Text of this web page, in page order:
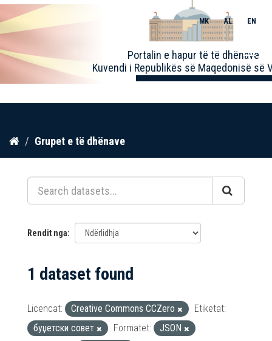
Kalo
përmbajtja
Portalin e hapur të të dhënave
Kuvendi i Republikës së Maqedonisë së
MK AL EN
Toggle
Grupet e të dhënave
Rendit nga
1 dataset found
Licencat: Creative Commons CCZero
Etiketat:
буџетски совет
Formatet:
JSON